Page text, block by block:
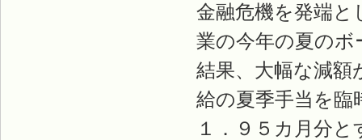
金融危機を発端と
業の今年の夏の
結果、大幅な減額
給の夏季手当を臨
１．９５カ月分